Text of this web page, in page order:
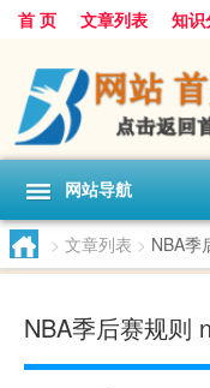
首 页 文章列表 知识
网站导航
> 文章列表 > NBA季
NBA季后赛规则